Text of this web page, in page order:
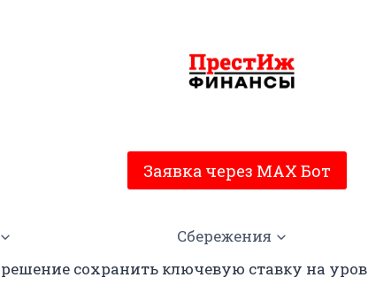
Заявка через MAX Бот
Сбережения
сохранить ключевую ставку на